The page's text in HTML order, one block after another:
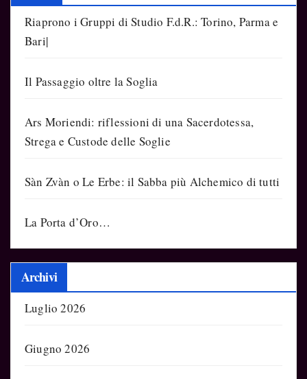
Riaprono i Gruppi di Studio F.d.R.: Torino, Parma e
Bari|
Il Passaggio oltre la Soglia
Ars Moriendi: riflessioni di una Sacerdotessa,
Strega e Custode delle Soglie
Sàn Zvàn o Le Erbe: il Sabba più Alchemico di tutti
La Porta d’Oro…
Archivi
Luglio 2026
Giugno 2026